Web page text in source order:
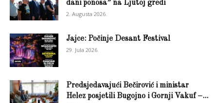
dani ponosa” na Ljutoj gredi
2. Augusta 2026.
Jajce: Počinje Desant Festival
29. Jula 2026.
Predsjedavajući Bečirović i ministar
Helez posjetili Bugojno i Gornji Vakuf –...